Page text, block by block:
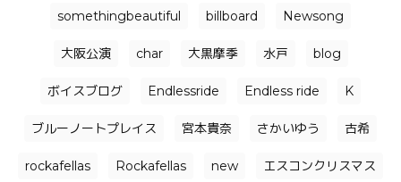
somethingbeautiful billboard Newsong
大阪公演 char 大黒摩季 水戸 blog
ボイスブログ Endlessride Endless ride K
ブルーノートプレイス 宮本貴奈 さかいゆう 古希
rockafellas Rockafellas new エスコンクリスマス